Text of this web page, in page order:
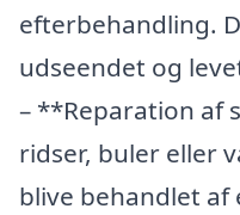
efterbehandling.
udseendet og
– **Reparation af
ridser, buler eller
blive behandlet af